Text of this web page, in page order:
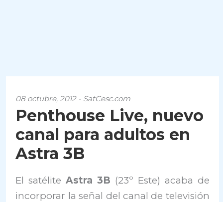
08 octubre, 2012 - SatCesc.com
Penthouse Live, nuevo
canal para adultos en
Astra 3B
El satéliteAstra 3B (23º Este) acaba de
incorporar la señal del canal de televisión